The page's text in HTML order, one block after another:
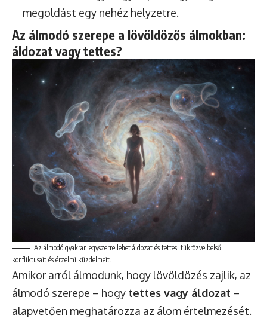
megoldást egy nehéz helyzetre.
Az álmodó szerepe a lövöldözős álmokban:
áldozat vagy tettes?
Az álmodó gyakran egyszerre lehet áldozat és tettes, tükrözve belső
konfliktusait és érzelmi küzdelmeit.
Amikor arról álmodunk, hogy lövöldözés zajlik, az
álmodó szerepe – hogy tettes vagy áldozat –
alapvetően meghatározza az álom értelmezését.